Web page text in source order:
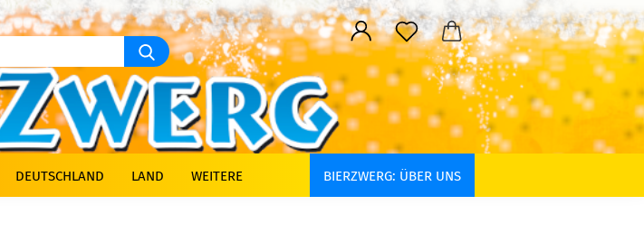
Suche...
DEUTSCHLAND LAND BIERZWERG: ÜBER UNS
WEITERE